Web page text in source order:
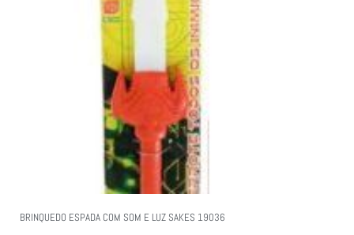
BRINQUEDO ESPADA COM SOM E LUZ SAKES 19036